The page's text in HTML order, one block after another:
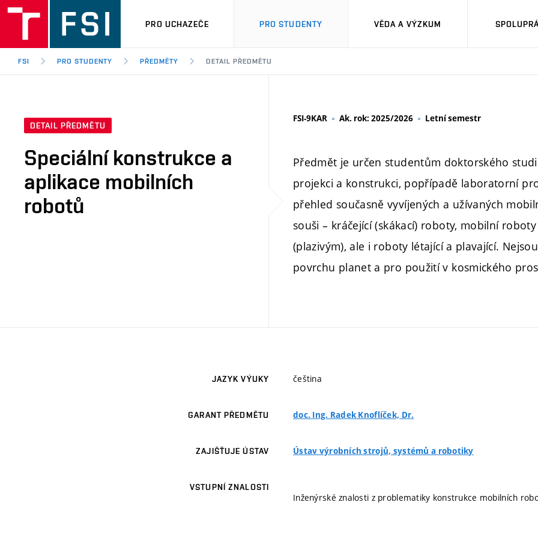
PRO UCHAZEČE PRO STUDENTY VĚDA A VÝZKUM
FSI PRO STUDENTY PŘEDMĚTY DETAIL PŘEDMĚTU
DETAIL PŘEDMĚTU
Speciální konstrukce a
aplikace mobilních
robotů
FSI-9KAR Ak. rok: 2025/2026 Letní semestr
Předmět je určen studentům doktorského
projekci a konstrukci, popřípadě laboratorní
přehled současně vyvíjených a užívaných
souši – kráčející (skákací) roboty, mobilní
(plazivým), ale i roboty létající a plavající.
povrchu planet a pro použití v kosmického
JAZYK VÝUKY čeština
GARANT PŘEDMĚTU doc. Ing. Radek Knoflíček, Dr.
ZAJIŠŤUJE ÚSTAV Ústav výrobních strojů, systémů a robotiky
VSTUPNÍ ZNALOSTI
Inženýrské znalosti z problematiky konstrukce mobilních